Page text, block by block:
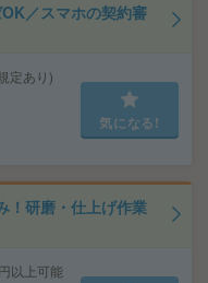
／スマホの契約審
定あり)
気になる!
！研磨・仕上げ作業
以上可能